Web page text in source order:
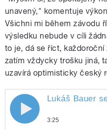
unavený," komentuje
Všichni mi během závodu
výsledku nebude v cíli
to je, dá se říct, každoroční
zatím vždycky trošku jiná,
uzavírá optimisticky český
Lukáš Bauer
3:25